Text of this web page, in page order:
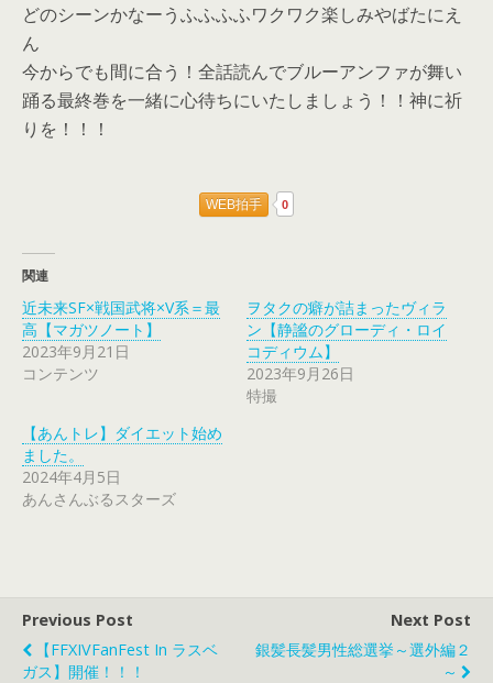
どのシーンかなーうふふふふワクワク楽しみやばたにえ
ん
今からでも間に合う！全話読んでブルーアンファが舞い
踊る最終巻を一緒に心待ちにいたしましょう！！神に祈
りを！！！
WEB拍手 0
関連
近未来SF×戦国武将×V系＝最
高【マガツノート】
2023年9月21日
コンテンツ
ヲタクの癖が詰まったヴィラ
ン【静謐のグローディ・ロイ
コディウム】
2023年9月26日
特撮
【あんトレ】ダイエット始め
ました。
2024年4月5日
あんさんぶるスターズ
Previous Post
【FFXIVFanFest In ラスベ
ガス】開催！！！
Next Post
銀髪長髪男性総選挙～選外編２
～